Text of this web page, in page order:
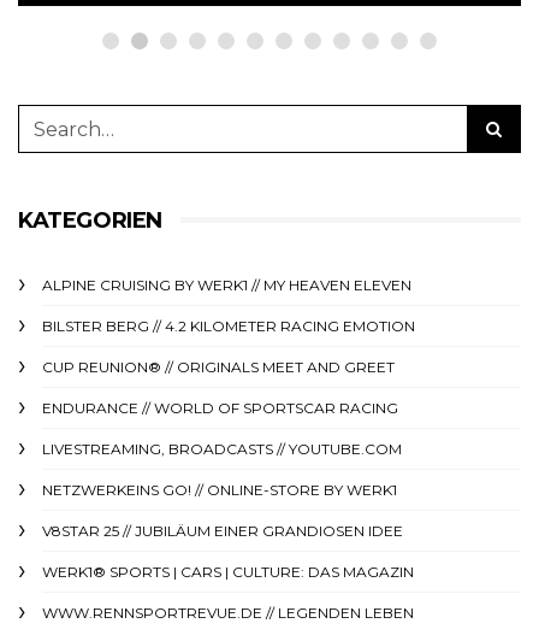
KATEGORIEN
ALPINE CRUISING BY WERK1 // MY HEAVEN ELEVEN
BILSTER BERG // 4.2 KILOMETER RACING EMOTION
CUP REUNION® // ORIGINALS MEET AND GREET
ENDURANCE // WORLD OF SPORTSCAR RACING
LIVESTREAMING, BROADCASTS // YOUTUBE.COM
NETZWERKEINS GO! // ONLINE-STORE BY WERK1
V8STAR 25 // JUBILÄUM EINER GRANDIOSEN IDEE
WERK1® SPORTS | CARS | CULTURE: DAS MAGAZIN
WWW.RENNSPORTREVUE.DE // LEGENDEN LEBEN